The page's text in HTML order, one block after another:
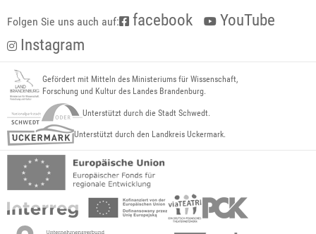
Folgen Sie uns auch auf: facebook
YouTube
Instagram
Gefördert mit Mitteln des Ministeriums für Wissenschaft,
Forschung und Kultur des Landes Brandenburg.
Unterstützt durch die Stadt Schwedt.
Unterstützt durch den Landkreis Uckermark.